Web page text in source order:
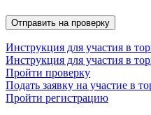
Инструкция для участия в
Инструкция для участия в
Пройти проверку
Подать заявку на участие в
Пройти регистрацию